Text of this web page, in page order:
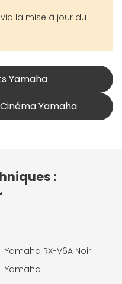
la mise à jour du
Yamaha
Yamaha
:
Yamaha RX-V6A Noir
Yamaha